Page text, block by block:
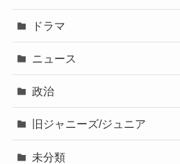
ドラマ
ニュース
政治
旧ジャニーズ/ジュニア
未分類